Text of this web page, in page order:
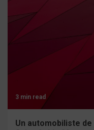
3 min read
Un automobiliste